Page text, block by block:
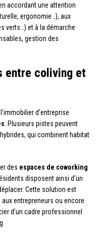
accordant une attention
ergonomie…), aux
verts…) et à la démarche
gestion des
entre coliving et
d’entreprise
. Plusieurs pistes peuvent
qui combinent habitat
des espaces de coworking
disposent ainsi d’un
Cette solution est
entrepreneurs ou encore
d’un cadre professionnel